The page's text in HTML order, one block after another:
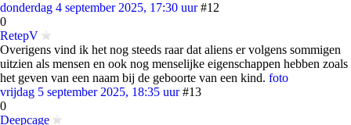
donderdag 4 september 2025, 17:30 uur #12
0
RetepV
Overigens vind ik het nog steeds raar dat aliens er volgens sommigen
uitzien als mensen en ook nog menselijke eigenschappen hebben zoals
het geven van een naam bij de geboorte van een kind. foto
vrijdag 5 september 2025, 18:35 uur #13
0
Deepcage